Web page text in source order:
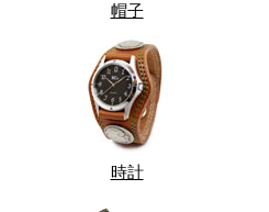
帽子
時計